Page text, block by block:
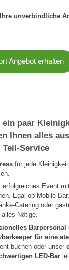
unverbindliche
Angebot erhalten
ein paar
Ihnen alles
Teil-Service
für jede
Event
Egal ob Mobile
Catering oder
alles Nötige.
Barpersonal
für eine
buchen oder unser
LED-Bar